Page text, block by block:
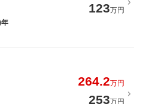
123万円
264.2万円
253万円